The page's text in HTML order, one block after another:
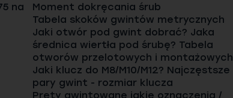
na
Moment dokręcania śrub
Tabela skoków gwintów metrycznych
Jaki otwór pod gwint dobrać? Jaka
średnica wiertła pod śrubę? Tabela
otworów przelotowych i montażowych
Jaki klucz do M8/M10/M12? Najczęstsze
pary gwint - rozmiar klucza
Pręty gwintowane jakie oznaczenia /